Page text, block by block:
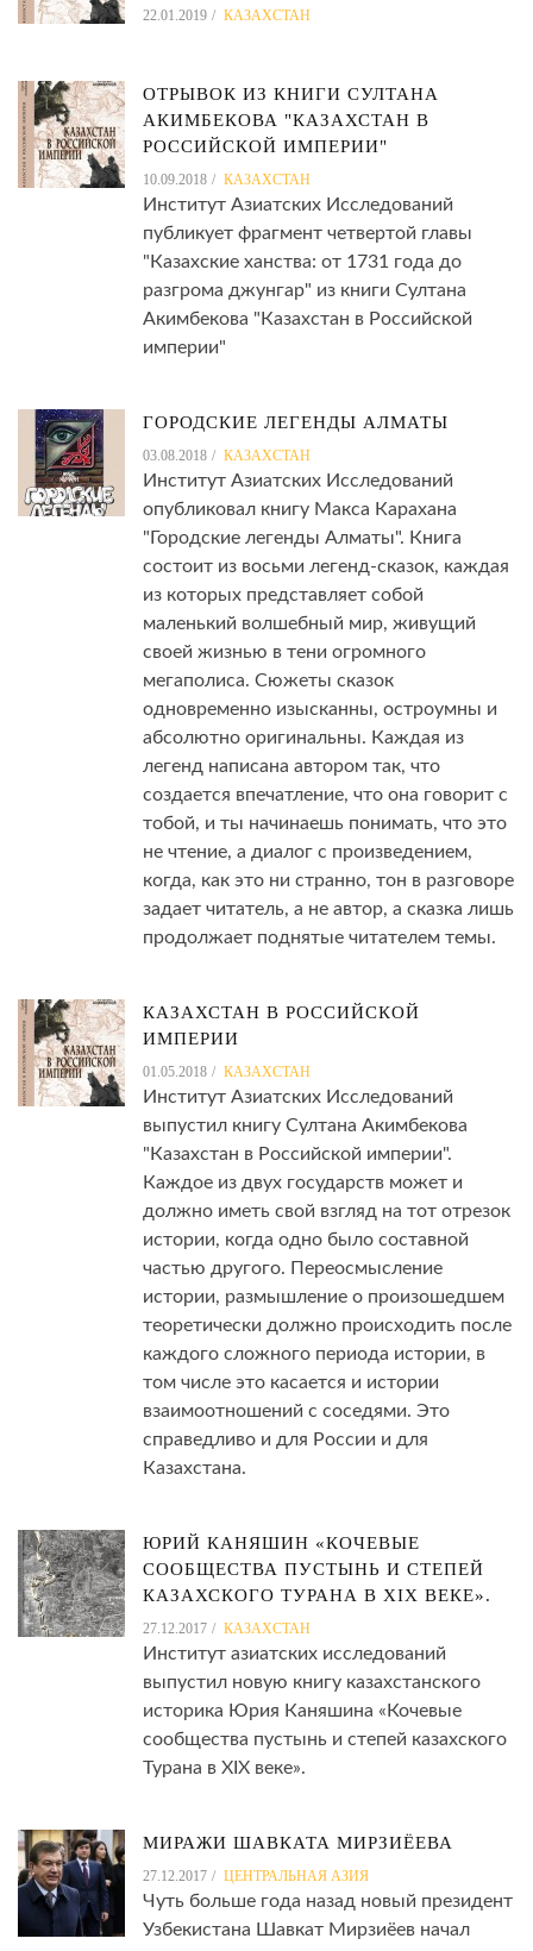
22.01.2019 КАЗАХСТАН
ОТРЫВОК ИЗ КНИГИ СУЛТАНА
АКИМБЕКОВА "КАЗАХСТАН В
РОССИЙСКОЙ ИМПЕРИИ"
10.09.2018 КАЗАХСТАН
Институт Азиатских Исследований
публикует фрагмент четвертой главы
"Казахские ханства: от 1731 года до
разгрома джунгар" из книги Султана
Акимбекова "Казахстан в Российской
империи"
ГОРОДСКИЕ ЛЕГЕНДЫ АЛМАТЫ
03.08.2018 КАЗАХСТАН
Институт Азиатских Исследований
опубликовал книгу Макса Карахана
"Городские легенды Алматы". Книга
состоит из восьми легенд-сказок, каждая
из которых представляет собой
маленький волшебный мир, живущий
своей жизнью в тени огромного
мегаполиса. Сюжеты сказок
одновременно изысканны, остроумны и
абсолютно оригинальны. Каждая из
легенд написана автором так, что
создается впечатление, что она говорит с
тобой, и ты начинаешь понимать, что это
не чтение, а диалог с произведением,
когда, как это ни странно, тон в разговоре
задает читатель, а не автор, а сказка лишь
продолжает поднятые читателем темы.
КАЗАХСТАН В РОССИЙСКОЙ
ИМПЕРИИ
01.05.2018 КАЗАХСТАН
Институт Азиатских Исследований
выпустил книгу Султана Акимбекова
"Казахстан в Российской империи".
Каждое из двух государств может и
должно иметь свой взгляд на тот отрезок
истории, когда одно было составной
частью другого. Переосмысление
истории, размышление о произошедшем
теоретически должно происходить после
каждого сложного периода истории, в
том числе это касается и истории
взаимоотношений с соседями. Это
справедливо и для России и для
Казахстана.
ЮРИЙ КАНЯШИН «КОЧЕВЫЕ
СООБЩЕСТВА ПУСТЫНЬ И СТЕПЕЙ
КАЗАХСКОГО ТУРАНА В XIX ВЕКЕ».
27.12.2017 КАЗАХСТАН
Институт азиатских исследований
выпустил новую книгу казахстанского
историка Юрия Каняшина «Кочевые
сообщества пустынь и степей казахского
Турана в XIX веке».
МИРАЖИ ШАВКАТА МИРЗИЁЕВА
27.12.2017 ЦЕНТРАЛЬНАЯ АЗИЯ
Чуть больше года назад новый президент
Узбекистана Шавкат Мирзиёев начал